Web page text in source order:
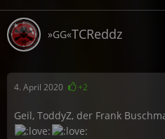
»GG«TCReddz
4. April 2020 +2
Geil, ToddyZ, der Frank